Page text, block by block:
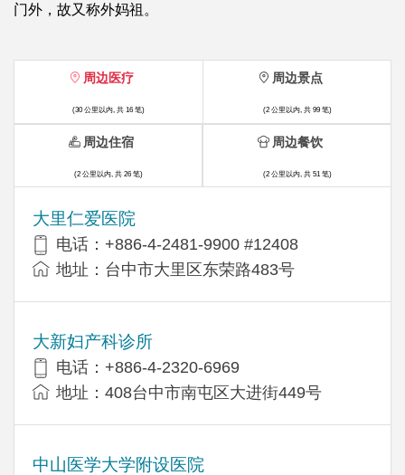
门外，故又称外妈祖。
周边医疗
(30 公里以内, 共 16 笔)
大里仁爱医院
电话：+886-4-2481-9900 #12408
地址：台中市大里区东荣路483号
大新妇产科诊所
电话：+886-4-2320-6969
地址：408台中市南屯区大进街449号
中山医学大学附设医院
周边景点
(2 公里以内, 共 99 笔)
周边住宿
(2 公里以内, 共 26 笔)
周边餐饮
(2 公里以内, 共 51 笔)